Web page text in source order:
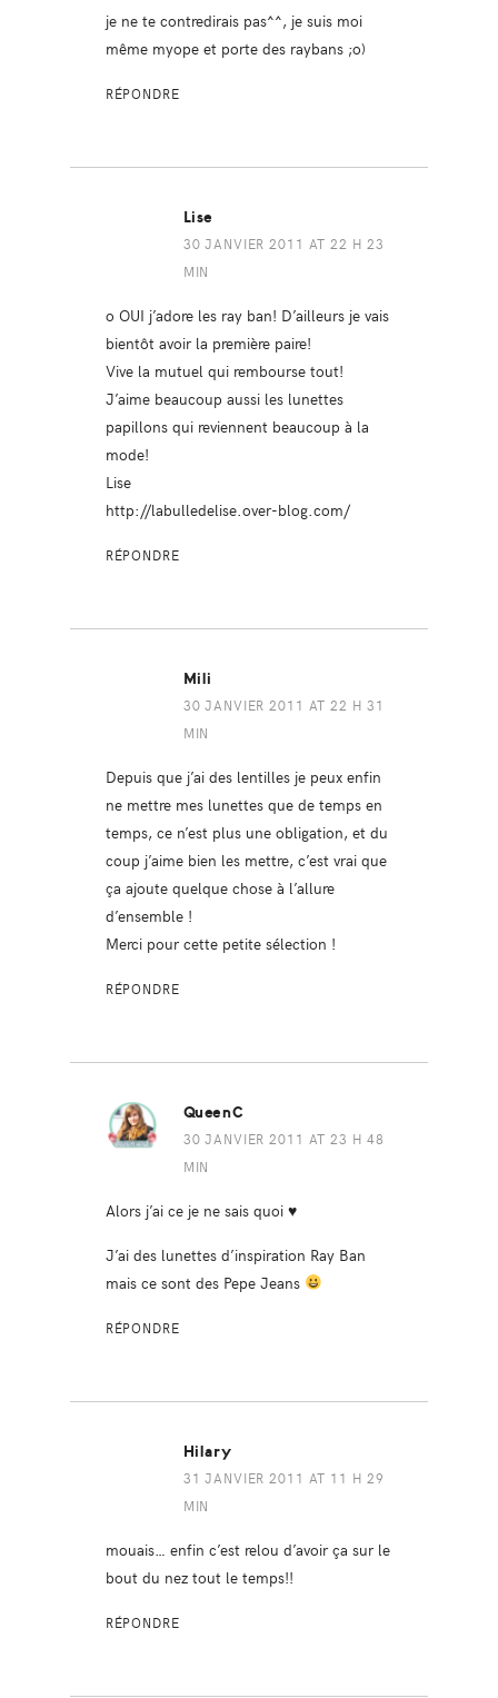
je ne te contredirais pas^^, je suis moi
même myope et porte des raybans ;o)
RÉPONDRE
Lise
30 JANVIER 2011 AT 22 H 23
MIN
o OUI j’adore les ray ban! D’ailleurs je vais
bientôt avoir la première paire!
Vive la mutuel qui rembourse tout!
J’aime beaucoup aussi les lunettes
papillons qui reviennent beaucoup à la
mode!
Lise
http://labulledelise.over-blog.com/
RÉPONDRE
Mili
30 JANVIER 2011 AT 22 H 31
MIN
Depuis que j’ai des lentilles je peux enfin
ne mettre mes lunettes que de temps en
temps, ce n’est plus une obligation, et du
coup j’aime bien les mettre, c’est vrai que
ça ajoute quelque chose à l’allure
d’ensemble !
Merci pour cette petite sélection !
RÉPONDRE
QueenC
30 JANVIER 2011 AT 23 H 48
MIN
Alors j’ai ce je ne sais quoi ♥
J’ai des lunettes d’inspiration Ray Ban
mais ce sont des Pepe Jeans
RÉPONDRE
Hilary
31 JANVIER 2011 AT 11 H 29
MIN
mouais… enfin c’est relou d’avoir ça sur le
bout du nez tout le temps!!
RÉPONDRE